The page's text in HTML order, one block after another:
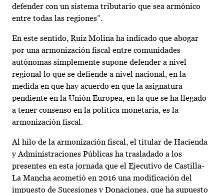
defender con un sistema tributario que sea armónico
entre todas las regiones”.
En este sentido, Ruiz Molina ha indicado que abogar
por una armonización fiscal entre comunidades
autónomas simplemente supone defender a nivel
regional lo que se defiende a nivel nacional, en la
medida en que hay acuerdo en que la asignatura
pendiente en la Unión Europea, en la que se ha llegado
a tener consenso en la política monetaria, es la
armonización fiscal.
Al hilo de la armonización fiscal, el titular de Hacienda
y Administraciones Públicas ha trasladado a los
presentes en esta jornada que el Ejecutivo de Castilla-
La Mancha acometió en 2016 una modificación del
impuesto de Sucesiones y Donaciones, que ha supuesto